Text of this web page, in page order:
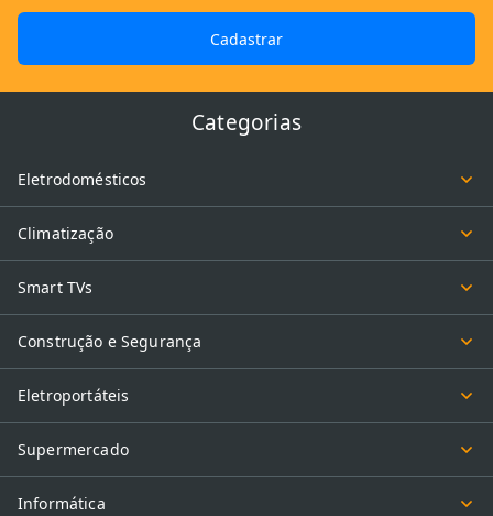
Cadastrar
Categorias
Eletrodomésticos
Climatização
Smart TVs
Construção e Segurança
Eletroportáteis
Supermercado
Informática